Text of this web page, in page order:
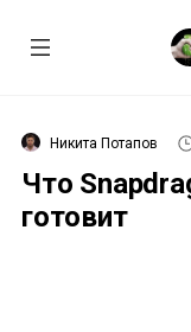
Никита Потапов
Что
готовит